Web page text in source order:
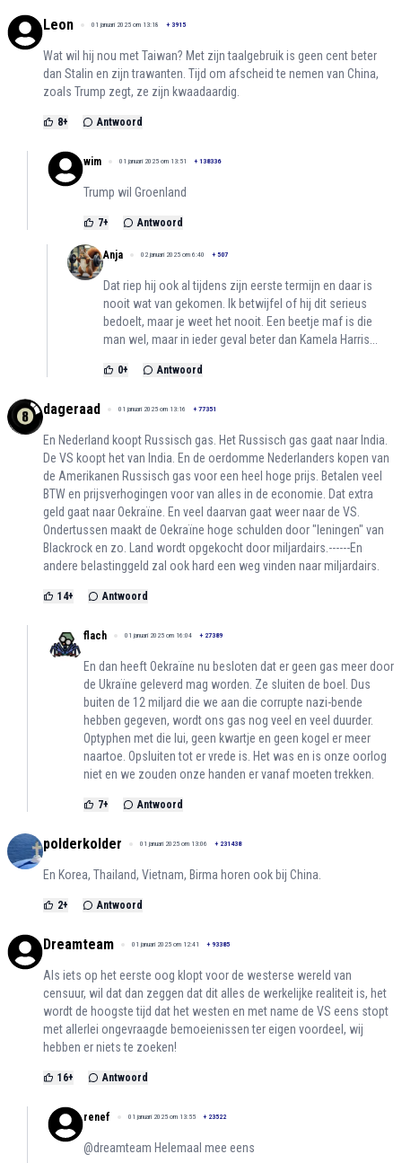
Leon 01 januari 2025 om 13:18 + 3915
Wat wil hij nou met Taiwan? Met zijn taalgebruik is geen cent beter
dan Stalin en zijn trawanten. Tijd om afscheid te nemen van China,
zoals Trump zegt, ze zijn kwaadaardig.
8+ Antwoord
wim 01 januari 2025 om 13:51 + 138336
Trump wil Groenland
7+ Antwoord
Anja 02 januari 2025 om 6:40 + 507
Dat riep hij ook al tijdens zijn eerste termijn en daar is
nooit wat van gekomen. Ik betwijfel of hij dit serieus
bedoelt, maar je weet het nooit. Een beetje maf is die
man wel, maar in ieder geval beter dan Kamela Harris...
0+ Antwoord
dageraad 01 januari 2025 om 13:16 + 77351
En Nederland koopt Russisch gas. Het Russisch gas gaat naar India.
De VS koopt het van India. En de oerdomme Nederlanders kopen van
de Amerikanen Russisch gas voor een heel hoge prijs. Betalen veel
BTW en prijsverhogingen voor van alles in de economie. Dat extra
geld gaat naar Oekraïne. En veel daarvan gaat weer naar de VS.
Ondertussen maakt de Oekraïne hoge schulden door "leningen" van
Blackrock en zo. Land wordt opgekocht door miljardairs.------En
andere belastinggeld zal ook hard een weg vinden naar miljardairs.
14+ Antwoord
flach 01 januari 2025 om 16:04 + 27389
En dan heeft Oekraïne nu besloten dat er geen gas meer door
de Ukraïne geleverd mag worden. Ze sluiten de boel. Dus
buiten de 12 miljard die we aan die corrupte nazi-bende
hebben gegeven, wordt ons gas nog veel en veel duurder.
Optyphen met die lui, geen kwartje en geen kogel er meer
naartoe. Opsluiten tot er vrede is. Het was en is onze oorlog
niet en we zouden onze handen er vanaf moeten trekken.
7+ Antwoord
polderkolder 01 januari 2025 om 13:06 + 231438
En Korea, Thailand, Vietnam, Birma horen ook bij China.
2+ Antwoord
Dreamteam 01 januari 2025 om 12:41 + 93385
Als iets op het eerste oog klopt voor de westerse wereld van
censuur, wil dat dan zeggen dat dit alles de werkelijke realiteit is, het
wordt de hoogste tijd dat het westen en met name de VS eens stopt
met allerlei ongevraagde bemoeienissen ter eigen voordeel, wij
hebben er niets te zoeken!
16+ Antwoord
renef 01 januari 2025 om 13:55 + 23522
@dreamteam Helemaal mee eens